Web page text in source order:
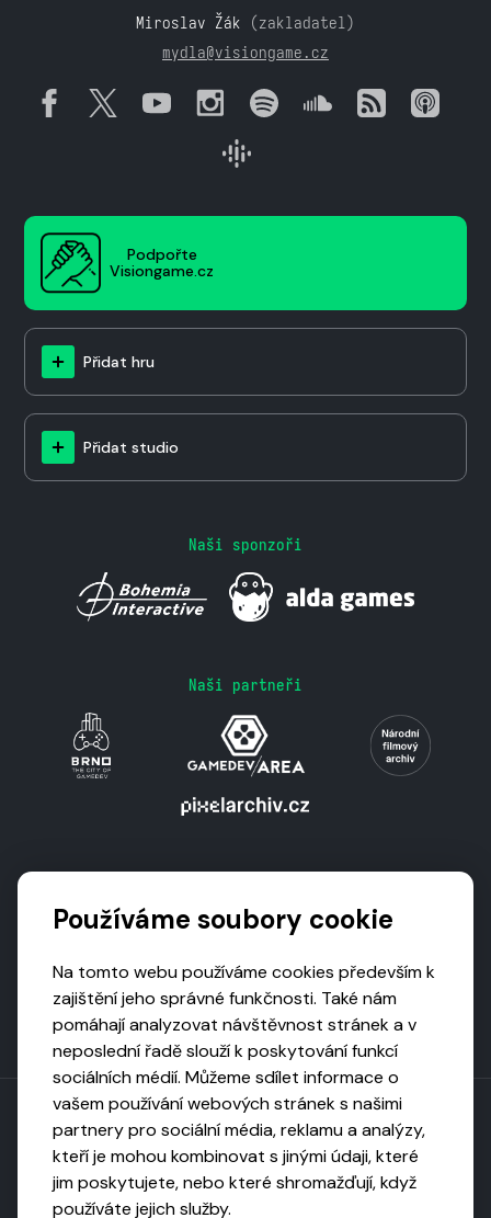
Miroslav Žák (zakladatel)
mydla@visiongame.cz
Podpořte
Visiongame.cz
Přidat hru
Přidat studio
Naši sponzoři
Naši partneři
Toto dílo podléhá licenci CC BY-NC-ND
Uveďte původ, neužívejte komerčně, nezpracovávejte.
Používáme soubory cookie
Na tomto webu používáme cookies především k
zajištění jeho správné funkčnosti. Také nám
pomáhají analyzovat návštěvnost stránek a v
neposlední řadě slouží k poskytování funkcí
sociálních médií. Můžeme sdílet informace o
vašem používání webových stránek s našimi
partnery pro sociální média, reklamu a analýzy,
kteří je mohou kombinovat s jinými údaji, které
jim poskytujete, nebo které shromažďují, když
používáte jejich služby.